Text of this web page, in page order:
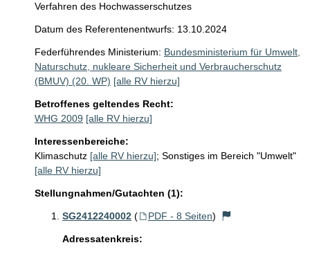
Verfahren des Hochwasserschutzes
Datum des Referentenentwurfs: 13.10.2024
Federführendes Ministerium: Bundesministerium für Umwelt,
Naturschutz, nukleare Sicherheit und Verbraucherschutz
(BMUV) (20. WP) [alle RV hierzu]
Betroffenes geltendes Recht:
WHG 2009 [alle RV hierzu]
Interessenbereiche:
Klimaschutz [alle RV hierzu]; Sonstiges im Bereich "Umwelt"
[alle RV hierzu]
Stellungnahmen/Gutachten (1):
SG2412240002 ( PDF - 8 Seiten)
Adressatenkreis: